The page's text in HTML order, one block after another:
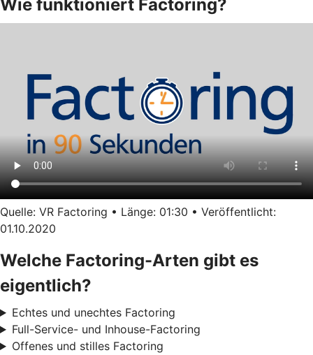
Wie funktioniert Factoring?
Quelle: VR Factoring • Länge: 01:30 • Veröffentlicht:
01.10.2020
Welche Factoring-Arten gibt es
eigentlich?
Echtes und unechtes Factoring
Full-Service- und Inhouse-Factoring
Offenes und stilles Factoring